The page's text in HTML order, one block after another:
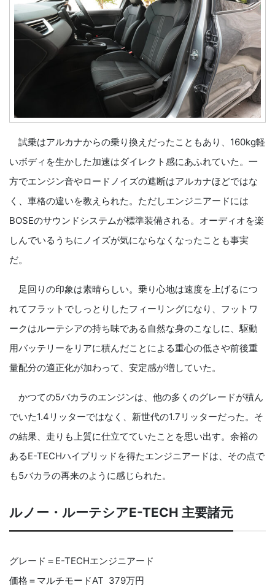
試乗はアルカナからの乗り換えだったこともあり、160kg軽
いボディを生かした加速はダイレクト感にあふれていた。一
方でエンジン音やロードノイズの遮断はアルカナほどではな
く、車格の違いを教えられた。ただしエンジニアードには
BOSEのサウンドシステムが標準装備される。オーディオを楽
しんでいるうちにノイズが気にならなくなったことも事実
だ。
足回りの印象は素晴らしい。乗り心地は速度を上げるにつ
れてフラットでしっとりしたフィーリングになり、フットワ
ークはルーテシアの持ち味である自然な身のこなしに、駆動
用バッテリーをリアに積んだことによる重心の低さや前後重
量配分の適正化が加わって、安定感が増していた。
かつての5バカラのエンジンは、他の多くのグレードが積ん
でいた1.4リッターではなく、新世代の1.7リッターだった。そ
の結果、走りも上質に仕立てていたことを思い出す。余裕の
あるE-TECHハイブリッドを得たエンジニアードは、その点で
も5バカラの再来のように感じられた。
ルノー・ルーテシアE-TECH 主要諸元
グレード＝E-TECHエンジニアード
価格＝マルチモードAT 379万円